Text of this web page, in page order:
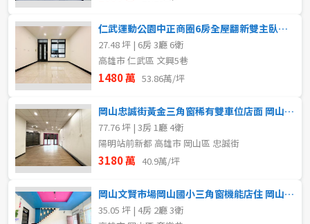
仁武運動公園中正商圈6房全屋翻新雙主臥車墅 岡山區買賣房
27.48 坪 | 6房 3廳 6衛
高雄市 仁武區 文興5巷
1480 萬 53.86萬/坪
岡山忠誠街黃金三角窗稀有雙車位店面 岡山區買賣方
77.76 坪 | 3房 1廳 4衛
陽明站前新都 高雄市 岡山區 忠誠街
3180 萬 40.9萬/坪
岡山文賢市場岡山國小三角窗機能店住 岡山區買賣房
35.05 坪 | 4房 2廳 3衛